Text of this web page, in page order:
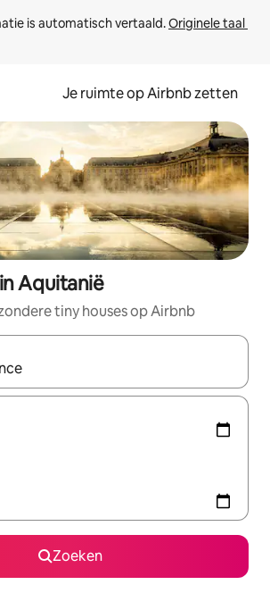
is automatisch vertaald. Originele taal
Je ruimte op Airbnb zetten
Aquitanië
tiny houses op Airbnb
beschikbaar zijn, maak je een keuze
Zoeken